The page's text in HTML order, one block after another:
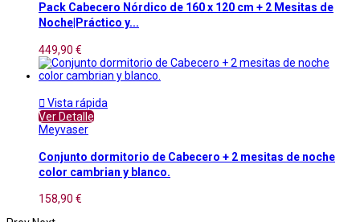
Pack Cabecero Nórdico de 160 x 120 cm + 2 Mesitas de
Noche|Práctico y...
449,90 €
 Vista rápida
Ver Detalle
Meyvaser
Conjunto dormitorio de Cabecero + 2 mesitas de noche
color cambrian y blanco.
158,90 €